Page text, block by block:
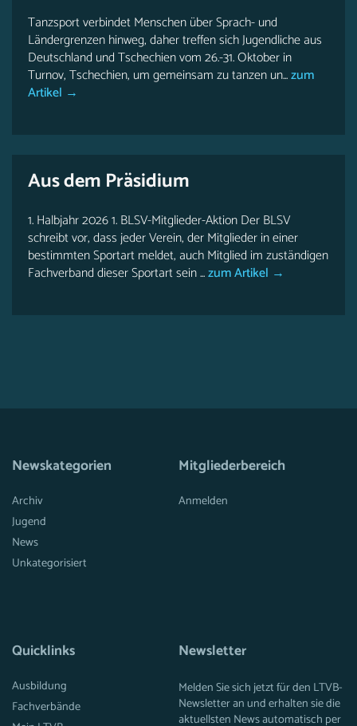
Tanzsport verbindet Menschen über Sprach- und
Ländergrenzen hinweg, daher treffen sich Jugendliche aus
Deutschland und Tschechien vom 26.-31. Oktober in
Turnov, Tschechien, um gemeinsam zu tanzen un...zum
Artikel →
Aus dem Präsidium
1. Halbjahr 2026 1. BLSV-Mitglieder-Aktion Der BLSV
schreibt vor, dass jeder Verein, der Mitglieder in einer
bestimmten Sportart meldet, auch Mitglied im zuständigen
Fachverband dieser Sportart sein ...zum Artikel →
Newskategorien
Archiv
Jugend
News
Unkategorisiert
Mitgliederbereich
Anmelden
Quicklinks
Ausbildung
Fachverbände
Newsletter
Melden Sie sich jetzt für den LTVB-
Newsletter an und erhalten sie die
aktuellsten News automatisch per